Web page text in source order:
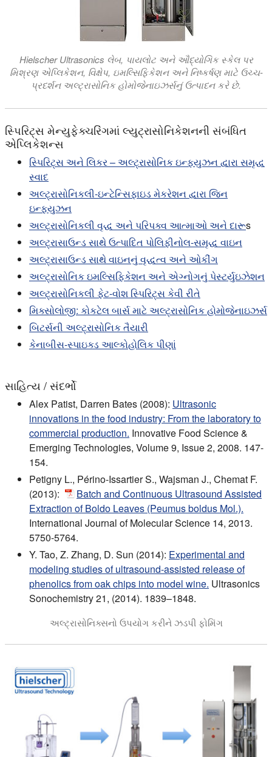
Hielscher Ultrasonics લેબ, પાયલોટ અને ઔદ્યોગિક સ્કેલ પર
મિશ્રણ એપ્લિકેશન, વિક્ષેપ, ઇમલ્સિફિકેશન અને નિષ્કર્ષણ માટે ઉચ્ચ-
પ્રદર્શન અલ્ટ્રાસોનિક હોમોજેનાઇઝર્સનું ઉત્પાદન કરે છે.
સ્પિરિટ્સ મેન્યુફેક્ચરિંગમાં લ્યુટ્રાસોનિકેશનની સંબંધિત
એપ્લિકેશન્સ
સ્પિરિટ્સ અને લિકર – અલ્ટ્રાસોનિક ઇન્ફ્યુઝન દ્વારા સમૃદ્ધ
સ્વાદ
અલ્ટ્રાસોનિકલી-ઇન્ટેન્સિફાઇડ મેકરેશન દ્વારા જિન
ઇન્ફ્યુઝન
અલ્ટ્રાસોનિકલી વૃદ્ધ અને પરિપક્વ આત્માઓ અને દારૂs
અલ્ટ્રાસાઉન્ડ સાથે ઉત્પાદિત પોલિફીનોલ-સમૃદ્ધ વાઇન
અલ્ટ્રાસાઉન્ડ સાથે વાઇનનું વૃદ્ધત્વ અને ઓકીંગ
અલ્ટ્રાસોનિક ઇમલ્સિફિકેશન અને એગ્નોગનું પેસ્ટર્યુઇઝેશન
અલ્ટ્રાસોનિકલી ફેટ-વોશ સ્પિરિટ્સ કેવી રીતે
મિક્સોલોજી: કોકટેલ બાર્સ માટે અલ્ટ્રાસોનિક હોમોજેનાઇઝર્સ
બિટર્સની અલ્ટ્રાસોનિક તૈયારી
કેનાબીસ-સ્પાઇક્ડ આલ્કોહોલિક પીણાં
સાહિત્ય / સંદર્ભો
Alex Patist, Darren Bates (2008): Ultrasonic
innovations in the food industry: From the laboratory to
commercial production. Innovative Food Science &
Emerging Technologies, Volume 9, Issue 2, 2008. 147-
154.
Petigny L., Périno-Issartier S., Wajsman J., Chemat F.
(2013):
Batch and Continuous Ultrasound Assisted
Extraction of Boldo Leaves (Peumus boldus Mol.).
International Journal of Molecular Science 14, 2013.
5750-5764.
Y. Tao, Z. Zhang, D. Sun (2014): Experimental and
modeling studies of ultrasound-assisted release of
phenolics from oak chips into model wine. Ultrasonics
Sonochemistry 21, (2014). 1839–1848.
અલ્ટ્રાસોનિક્સનો ઉપયોગ કરીને ઝડપી ફોમિંગ